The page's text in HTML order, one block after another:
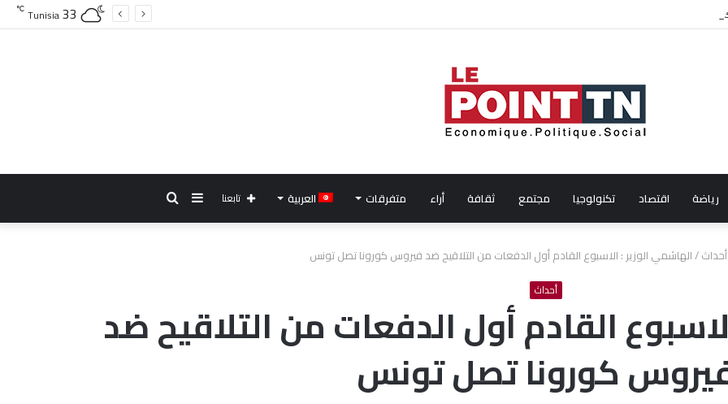
جويلية 2026 Tunisia33
℃
رياضة اقتصاد تكنولوجيا مجتمع ثقافة أراء متفرقات العربية
بحثإضافة
تابعنا
أحداث/الهاشمي الوزير : الاسبوع القادم أول الدفعات من التلاقيح ضد فيروس كورونا تصل تونس
أحداث
القادم أول الدفعات من التلاقيح ضد
كورونا تصل تونس